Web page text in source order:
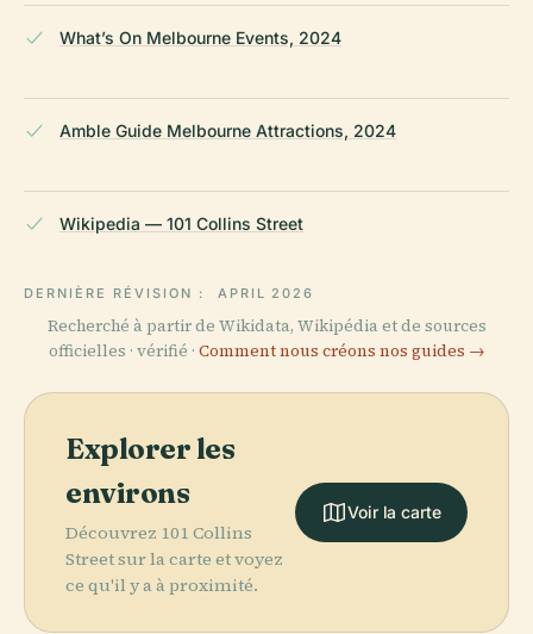
What’s On Melbourne Events, 2024
Amble Guide Melbourne Attractions, 2024
Wikipedia — 101 Collins Street
DERNIÈRE RÉVISION : APRIL 2026
Recherché à partir de Wikidata, Wikipédia et de sources
officielles · vérifié · Comment nous créons nos guides →
Explorer les
environs
Découvrez 101 Collins
Street sur la carte et voyez
ce qu'il y a à proximité.
Voir la carte